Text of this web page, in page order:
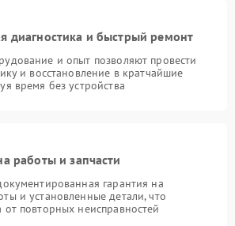
диагностика и быстрый ремонт
и опыт позволяют провести
и восстановление в кратчайшие
время без устройства
работы и запчасти
гарантия на
и установленные детали, что
повторных неисправностей